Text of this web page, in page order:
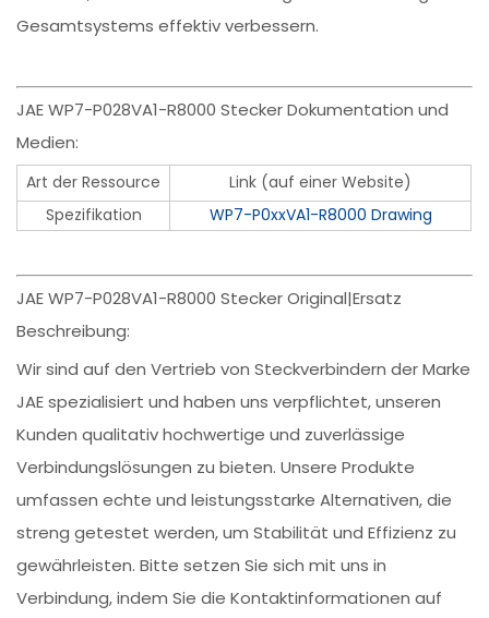
Gesamtsystems effektiv verbessern.
JAE WP7-P028VA1-R8000 Stecker Dokumentation und
Medien:
Art der Ressource
Link (auf einer Website)
Spezifikation
WP7-P0xxVA1-R8000 Drawing
JAE WP7-P028VA1-R8000 Stecker Original|Ersatz
Beschreibung:
Wir sind auf den Vertrieb von Steckverbindern der Marke
JAE spezialisiert und haben uns verpflichtet, unseren
Kunden qualitativ hochwertige und zuverlässige
Verbindungslösungen zu bieten. Unsere Produkte
umfassen echte und leistungsstarke Alternativen, die
streng getestet werden, um Stabilität und Effizienz zu
gewährleisten. Bitte setzen Sie sich mit uns in
Verbindung, indem Sie die Kontaktinformationen auf